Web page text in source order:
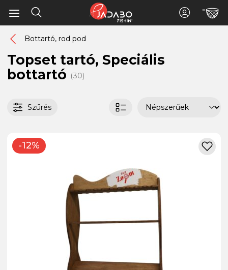
Bottartó, rod pod
Topset tartó, Speciális
bottartó (30)
Szűrés
-12%